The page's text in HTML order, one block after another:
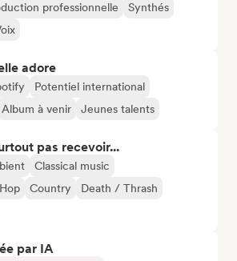
professionnelle
Synthés
adore
Potentiel international
Album à venir Jeunes talents
pas recevoir...
Classical music
Country
Death / Thrash
par IA